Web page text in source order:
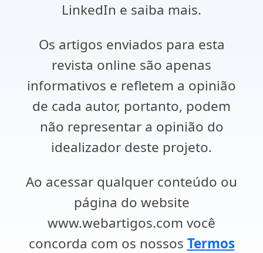
LinkedIn e saiba mais.
Os artigos enviados para esta
revista online são apenas
informativos e refletem a opinião
de cada autor, portanto, podem
não representar a opinião do
idealizador deste projeto.
Ao acessar qualquer conteúdo ou
página do website
www.webartigos.com você
concorda com os nossos Termos